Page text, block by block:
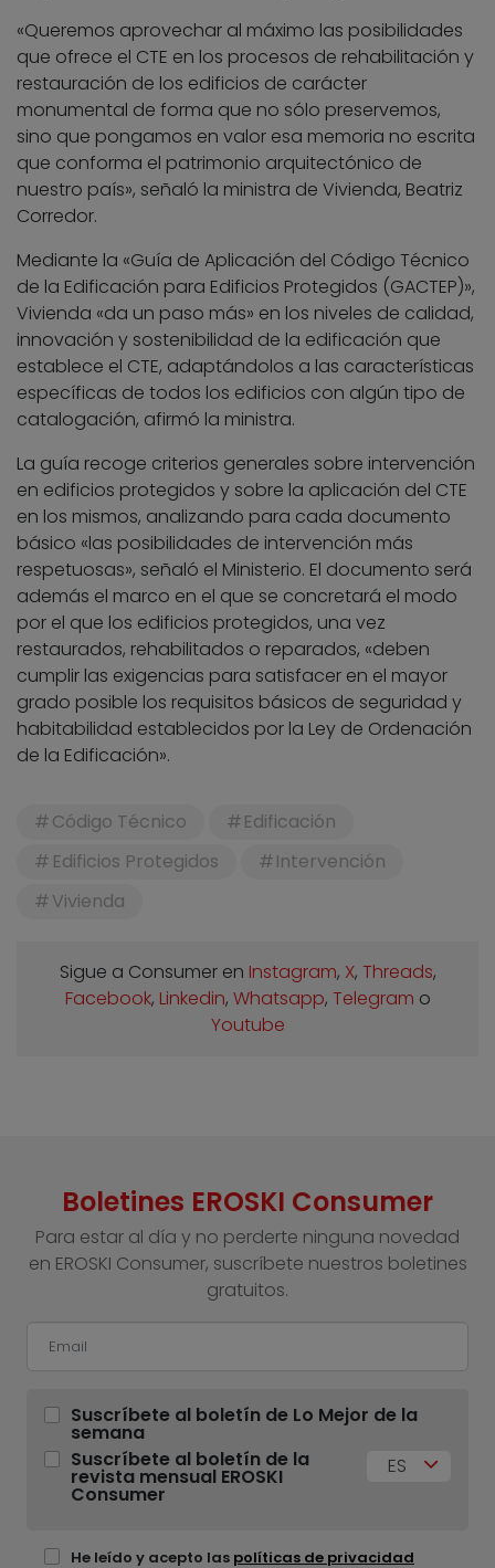
«Queremos aprovechar al máximo las posibilidades
que ofrece el CTE en los procesos de rehabilitación y
restauración de los edificios de carácter
monumental de forma que no sólo preservemos,
sino que pongamos en valor esa memoria no escrita
que conforma el patrimonio arquitectónico de
nuestro país», señaló la ministra de Vivienda, Beatriz
Corredor.
Mediante la «Guía de Aplicación del Código Técnico
de la Edificación para Edificios Protegidos (GACTEP)»,
Vivienda «da un paso más» en los niveles de calidad,
innovación y sostenibilidad de la edificación que
establece el CTE, adaptándolos a las características
específicas de todos los edificios con algún tipo de
catalogación, afirmó la ministra.
La guía recoge criterios generales sobre intervención
en edificios protegidos y sobre la aplicación del CTE
en los mismos, analizando para cada documento
básico «las posibilidades de intervención más
respetuosas», señaló el Ministerio. El documento será
además el marco en el que se concretará el modo
por el que los edificios protegidos, una vez
restaurados, rehabilitados o reparados, «deben
cumplir las exigencias para satisfacer en el mayor
grado posible los requisitos básicos de seguridad y
habitabilidad establecidos por la Ley de Ordenación
de la Edificación».
Código Técnico
Edificación
Edificios Protegidos
Intervención
Vivienda
Sigue a Consumer en Instagram, X, Threads,
Facebook, Linkedin, Whatsapp, Telegram o
Youtube
Boletines EROSKI Consumer
Para estar al día y no perderte ninguna novedad
en EROSKI Consumer, suscríbete nuestros boletines
gratuitos.
Suscríbete al boletín de Lo Mejor de la
semana
Suscríbete al boletín de la
revista mensual EROSKI
Consumer
ES
He leído y acepto las políticas de privacidad